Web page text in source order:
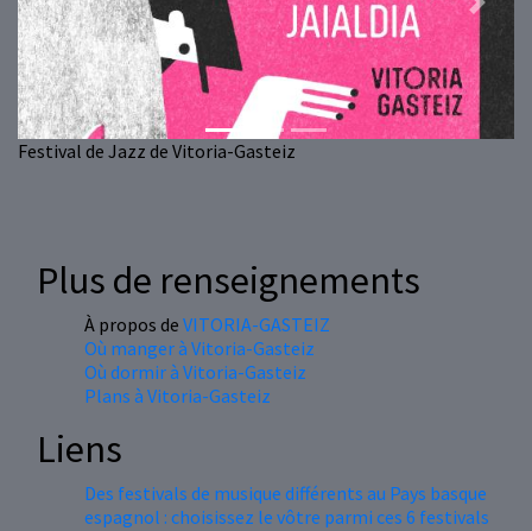
Festival de Jazz de Vitoria-Gasteiz
Previous Next
Plus de renseignements
À propos de VITORIA-GASTEIZ
Où manger à Vitoria-Gasteiz
Où dormir à Vitoria-Gasteiz
Plans à Vitoria-Gasteiz
Liens
Des festivals de musique différents au Pays basque
espagnol : choisissez le vôtre parmi ces 6 festivals